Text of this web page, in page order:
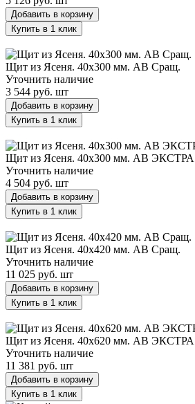
Добавить в корзину
Купить в 1 клик
Щит из Ясеня. 40х300 мм. AB Сращ.
Уточнить наличие
3 544 руб. шт
Добавить в корзину
Купить в 1 клик
Щит из Ясеня. 40х300 мм. AB ЭКСТРА
Уточнить наличие
4 504 руб. шт
Добавить в корзину
Купить в 1 клик
Щит из Ясеня. 40х420 мм. AB Сращ.
Уточнить наличие
11 025 руб. шт
Добавить в корзину
Купить в 1 клик
Щит из Ясеня. 40х620 мм. AB ЭКСТРА
Уточнить наличие
11 381 руб. шт
Добавить в корзину
Купить в 1 клик